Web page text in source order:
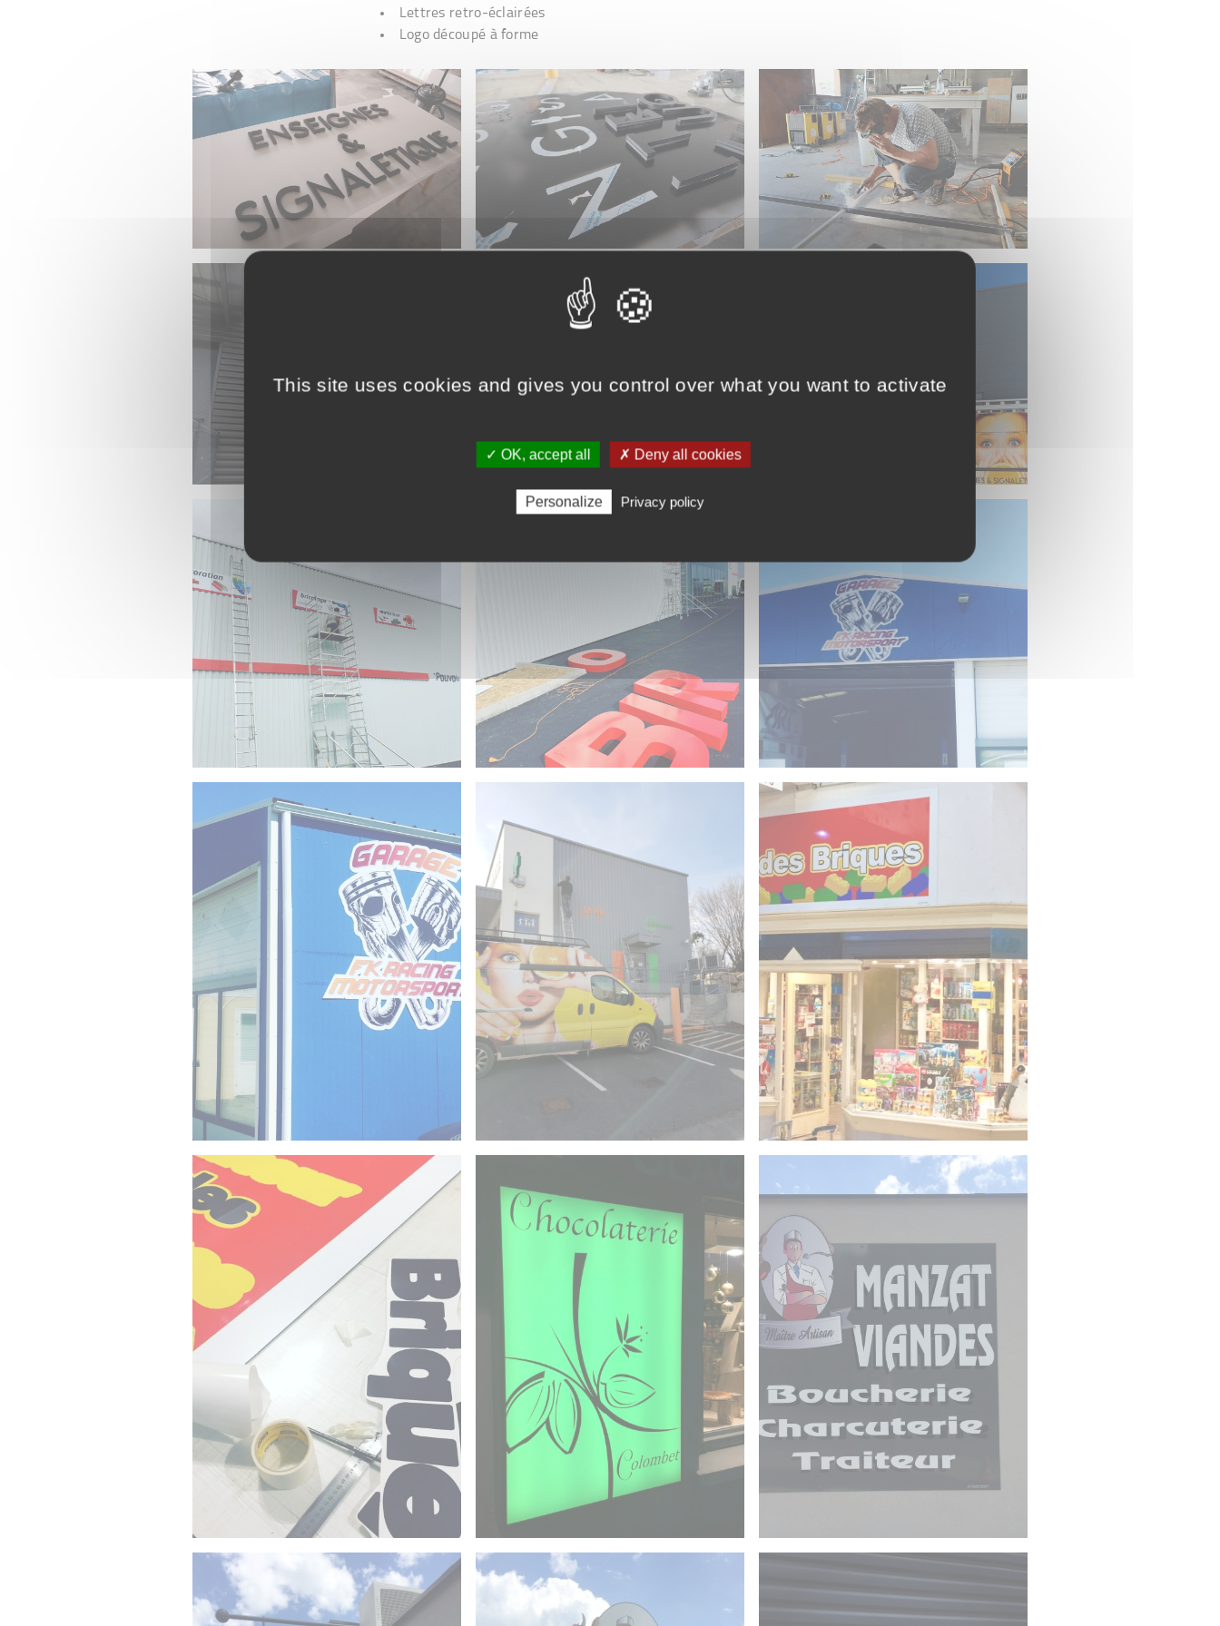
Lettres retro-éclairées
Logo découpé à forme
This site uses cookies and gives you control over what you want to activate
✓ OK, accept all ✗ Deny all cookies
Personalize Privacy policy